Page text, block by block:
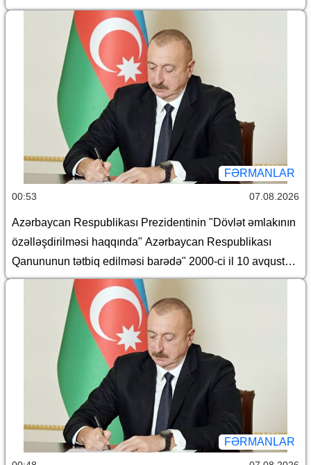
Qanununun tətbiqi və bununla əlaqədar Azərbaycan
Respublikası Prezidentinin bəzi fərmanlarında və
Sərəncamında dəyişiklik edilməsi barədə
FƏRMANLAR
00:53 07.08.2026
Azərbaycan Respublikası Prezidentinin "Dövlət əmlakının
özəlləşdirilməsi haqqında" Azərbaycan Respublikası
Qanununun tətbiq edilməsi barədə" 2000-ci il 10 avqust
tarixli 382 nömrəli, "Azərbaycan Respublikasında Dövlət
əmlakının özəlləşdirilməsinin II Dövlət Proqramı"nın təsdiq
edilməsi barədə" 2000-ci il 10 avqust tarixli 383 nömrəli,
"Yerli icra hakimiyyətləri haqqında Əsasnamə"nin təsdiq
edilməsi barədə" 2012-ci il 6 iyun tarixli 648 nömrəli,
"Dövlətə məxsus olan hüquqi şəxslərin daxili və xarici
borcalması Qaydası"nın təsdiqi haqqında" 2016-cı il 28
dekabr tarixli 1182 nömrəli, "Azərbaycan Respublikası
adından borc alınması və zəmanət verilməsi Qaydası"nın
təsdiq edilməsi haqqında" 2018-ci il 18 dekabr tarixli 410
FƏRMANLAR